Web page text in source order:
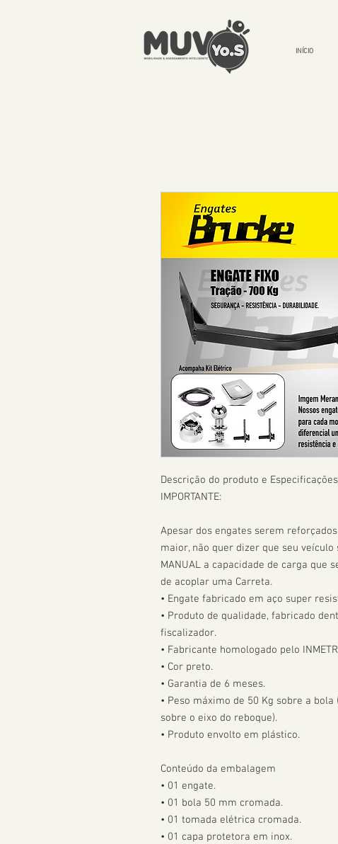
INÍCIO
Descrição do produto e
IMPORTANTE:
Apesar dos engates serem
maior, não quer dizer que seu
MANUAL a capacidade de carga que
de acoplar uma Carreta.
• Engate fabricado em aço super
• Produto de qualidade, fabricado
fiscalizador.
• Fabricante homologado pelo
• Cor preto.
• Garantia de 6 meses.
• Peso máximo de 50 Kg sobre a
sobre o eixo do reboque).
• Produto envolto em plástico.
Conteúdo da embalagem
• 01 engate.
• 01 bola 50 mm cromada.
• 01 tomada elétrica cromada.
• 01 capa protetora em inox.